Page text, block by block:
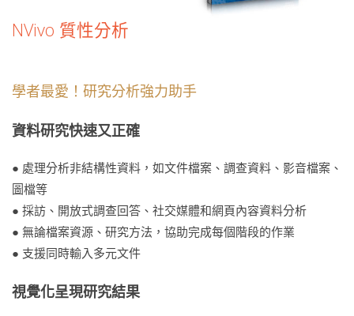
NVivo 質性分析
學者最愛！研究分析強力助手
資料研究快速又正確
● 處理分析非結構性資料，如文件檔案、調查資料、影音檔案、
圖檔等
● 採訪、開放式調查回答、社交媒體和網頁內容資料分析
● 無論檔案資源、研究方法，協助完成每個階段的作業
● 支援同時輸入多元文件
視覺化呈現研究結果